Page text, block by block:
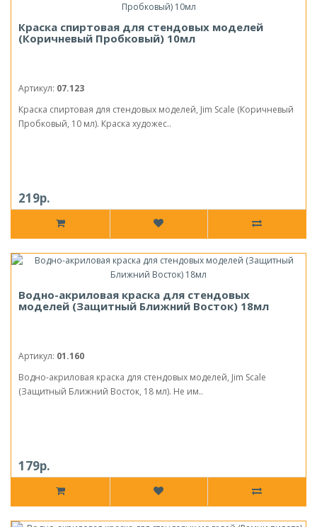
Краска спиртовая для стендовых моделей
(Коричневый Пробковый) 10мл
Артикул: 07.123
Краска спиртовая для стендовых моделей, Jim Scale (Коричневый
Пробковый, 10 мл). Краска художес..
219р.
Водно-акриловая краска для стендовых
моделей (Защитный Ближний Восток) 18мл
Артикул: 01.160
Водно-акриловая краска для стендовых моделей, Jim Scale
(Защитный Ближний Восток, 18 мл). Не им..
179р.